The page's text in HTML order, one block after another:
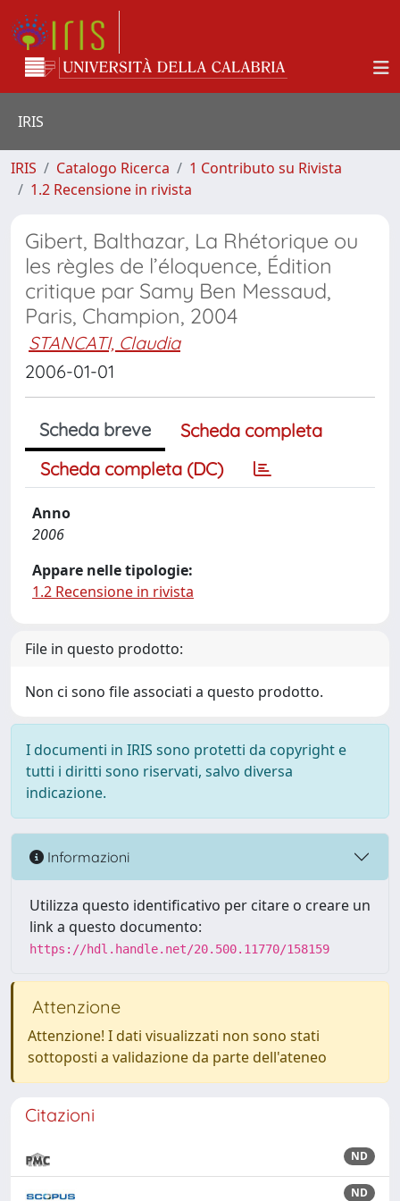
IRIS
IRIS Catalogo Ricerca
1 Contributo su Rivista
1.2 Recensione in rivista
Gibert, Balthazar, La Rhétorique ou
les règles de l’éloquence, Édition
critique par Samy Ben Messaud,
Paris, Champion, 2004
STANCATI, Claudia
2006-01-01
Scheda breve
Scheda completa
Scheda completa (DC)
Anno
2006
Appare nelle tipologie:
1.2 Recensione in rivista
File in questo prodotto:
Non ci sono file associati a questo prodotto.
I documenti in IRIS sono protetti da copyright e
tutti i diritti sono riservati, salvo diversa
indicazione.
Informazioni
Utilizza questo identificativo per citare o creare un
link a questo documento:
https://hdl.handle.net/20.500.11770/158159
Attenzione
Attenzione! I dati visualizzati non sono stati
sottoposti a validazione da parte dell'ateneo
Citazioni
ND
ND